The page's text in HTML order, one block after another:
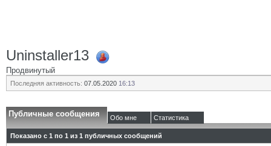
Uninstaller13
Продвинутый
Последняя активность: 07.05.2020 16:13
Публичные сообщения Обо мне Статистика
Показано с 1 по 1 из 1 публичных сообщений